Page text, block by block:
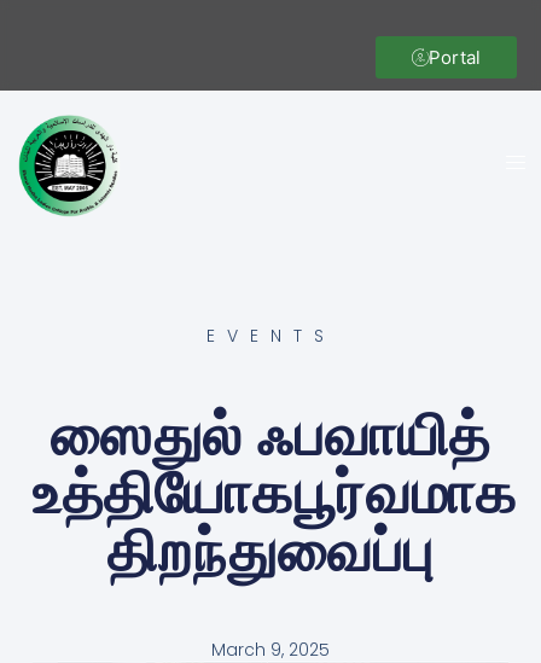
Portal
EVENTS
ஸைதுல் ஃபவாயித்
உத்தியோகபூர்வமாக
திறந்துவைப்பு
March 9, 2025